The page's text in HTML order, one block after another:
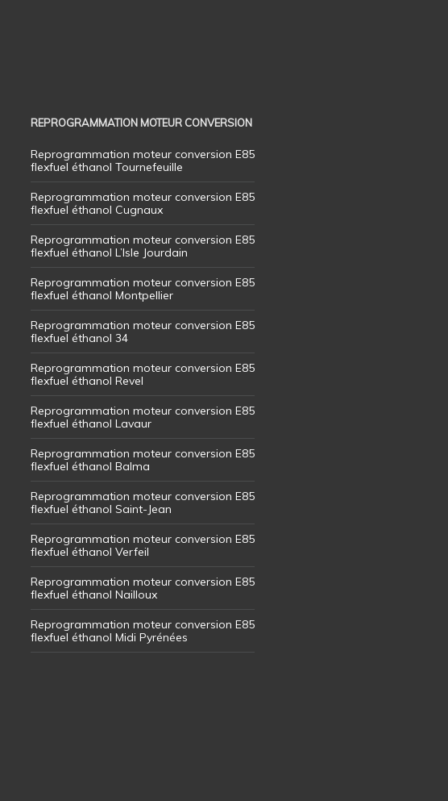
REPROGRAMMATION MOTEUR CONVERSION
Reprogrammation moteur conversion E85
flexfuel éthanol Tournefeuille
Reprogrammation moteur conversion E85
flexfuel éthanol Cugnaux
Reprogrammation moteur conversion E85
flexfuel éthanol L’Isle Jourdain
Reprogrammation moteur conversion E85
flexfuel éthanol Montpellier
Reprogrammation moteur conversion E85
flexfuel éthanol 34
Reprogrammation moteur conversion E85
flexfuel éthanol Revel
Reprogrammation moteur conversion E85
flexfuel éthanol Lavaur
Reprogrammation moteur conversion E85
flexfuel éthanol Balma
Reprogrammation moteur conversion E85
flexfuel éthanol Saint-Jean
Reprogrammation moteur conversion E85
flexfuel éthanol Verfeil
Reprogrammation moteur conversion E85
flexfuel éthanol Nailloux
Reprogrammation moteur conversion E85
flexfuel éthanol Midi Pyrénées